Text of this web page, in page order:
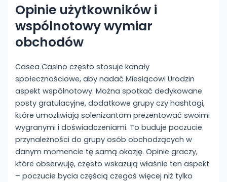
Opinie użytkowników i
wspólnotowy wymiar
obchodów
Casea Casino często stosuje kanały
społecznościowe, aby nadać Miesiącowi Urodzin
aspekt wspólnotowy. Można spotkać dedykowane
posty gratulacyjne, dodatkowe grupy czy hashtagi,
które umożliwiają solenizantom prezentować swoimi
wygranymi i doświadczeniami. To buduje poczucie
przynależności do grupy osób obchodzących w
danym momencie tę samą okazję. Opinie graczy,
które obserwuję, często wskazują właśnie ten aspekt
– poczucie bycia częścią czegoś więcej niż tylko